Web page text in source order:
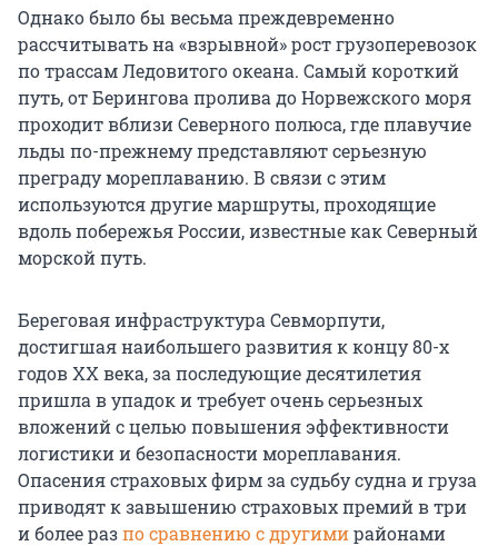
Однако было бы весьма преждевременно
рассчитывать на «взрывной» рост грузоперевозок
по трассам Ледовитого океана. Самый короткий
путь, от Берингова пролива до Норвежского моря
проходит вблизи Северного полюса, где плавучие
льды по-прежнему представляют серьезную
преграду мореплаванию. В связи с этим
используются другие маршруты, проходящие
вдоль побережья России, известные как Северный
морской путь.
Береговая инфраструктура Севморпути,
достигшая наибольшего развития к концу 80-х
годов ХХ века, за последующие десятилетия
пришла в упадок и требует очень серьезных
вложений с целью повышения эффективности
логистики и безопасности мореплавания.
Опасения страховых фирм за судьбу судна и груза
приводят к завышению страховых премий в три
и более разпо сравнению с другимирайонами